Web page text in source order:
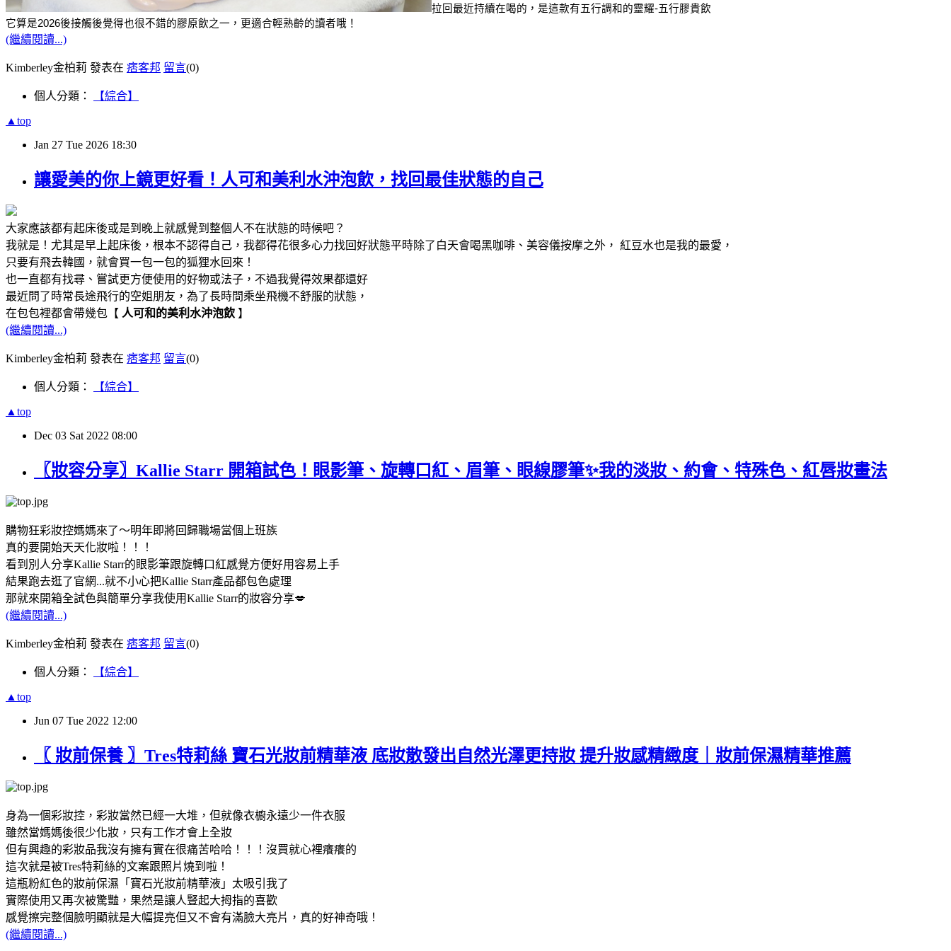
拉回最近持續在喝的，是這款有五行調和的靈耀-五行膠貴飲
它算是2026後接觸後覺得也很不錯的膠原飲之一，更適合輕熟齡的讀者哦！
(繼續閱讀...)
Kimberley金柏莉 發表在 痞客邦 留言(0)
個人分類： 【綜合】
▲top
Jan 27 Tue 2026 18:30
讓愛美的你上鏡更好看！人可和美利水沖泡飲，找回最佳狀態的自己
大家應該都有起床後或是到晚上就感覺到整個人不在狀態的時候吧？
我就是！ 尤其是早上起床後， 根本不認得自己， 我都得花很多心力找回好狀態平時除了白天會喝黑咖啡、美容儀按摩之外， 紅豆水也是我的最愛，
只要有飛去韓國，就會買一包一包的狐狸水回來！
也一直都有找尋、嘗試更方便使用的好物或法子，不過我覺得效果都還好
最近問了時常長途飛行的空姐朋友，為了長時間乘坐飛機不舒服的狀態，
在包包裡都會帶幾包【 人可和的美利水沖泡飲 】
(繼續閱讀...)
Kimberley金柏莉 發表在 痞客邦 留言(0)
個人分類： 【綜合】
▲top
Dec 03 Sat 2022 08:00
〖妝容分享〗Kallie Starr 開箱試色！眼影筆、旋轉口紅、眉筆、眼線膠筆✨我的淡妝、約會、特殊色、紅唇妝畫法
購物狂彩妝控媽媽來了～明年即將回歸職場當個上班族
真的要開始天天化妝啦！！！
看到別人分享Kallie Starr的眼影筆跟旋轉口紅感覺方便好用容易上手
結果跑去逛了官網...就不小心把Kallie Starr產品都包色處理
那就來開箱全試色與簡單分享我使用Kallie Starr的妝容分享💋
(繼續閱讀...)
Kimberley金柏莉 發表在 痞客邦 留言(0)
個人分類： 【綜合】
▲top
Jun 07 Tue 2022 12:00
〖 妝前保養 〗Tres特莉絲 寶石光妝前精華液 底妝散發出自然光澤更持妝 提升妝感精緻度｜妝前保濕精華推薦
身為一個彩妝控，彩妝當然已經一大堆，但就像衣櫥永遠少一件衣服
雖然當媽媽後很少化妝，只有工作才會上全妝
但有興趣的彩妝品我沒有擁有實在很痛苦哈哈！！！沒買就心裡癢癢的
這次就是被Tres特莉絲的文案跟照片燒到啦！
這瓶粉紅色的妝前保濕「寶石光妝前精華液」太吸引我了
實際使用又再次被驚豔，果然是讓人豎起大拇指的喜歡
感覺擦完整個臉明顯就是大幅提亮但又不會有滿臉大亮片，真的好神奇哦！
(繼續閱讀...)